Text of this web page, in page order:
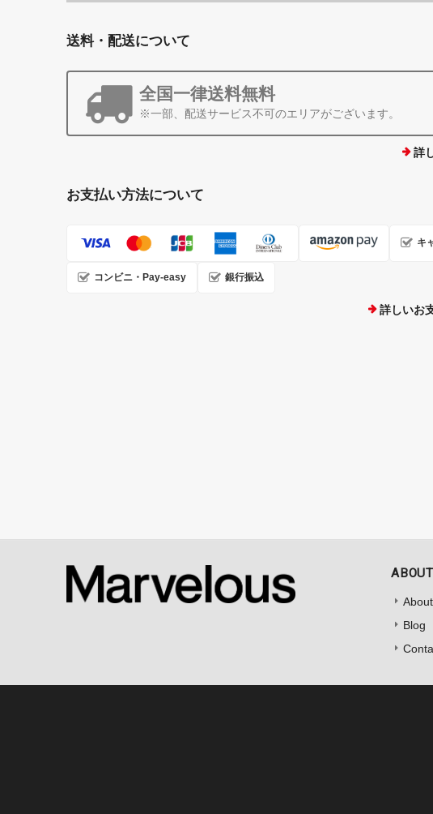
送料・配送について
全国一律送料無料
※一部、配送サービス不可のエリアがございます。
詳
お支払い方法について
キ
コンビニ・Pay-easy 銀行振込
詳しいお
Blog